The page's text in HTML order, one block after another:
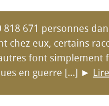
671 personnes
chez eux, certains
font simplement
en guerre [...] ►